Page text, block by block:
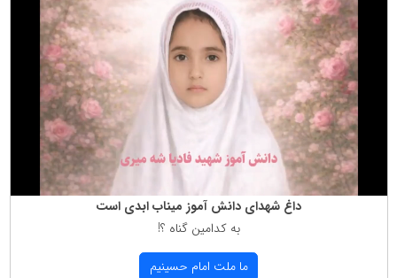
داغ شهدای دانش آموز میناب ابدی است
به كدامین گناه ؟!
ما ملت امام حسینیم